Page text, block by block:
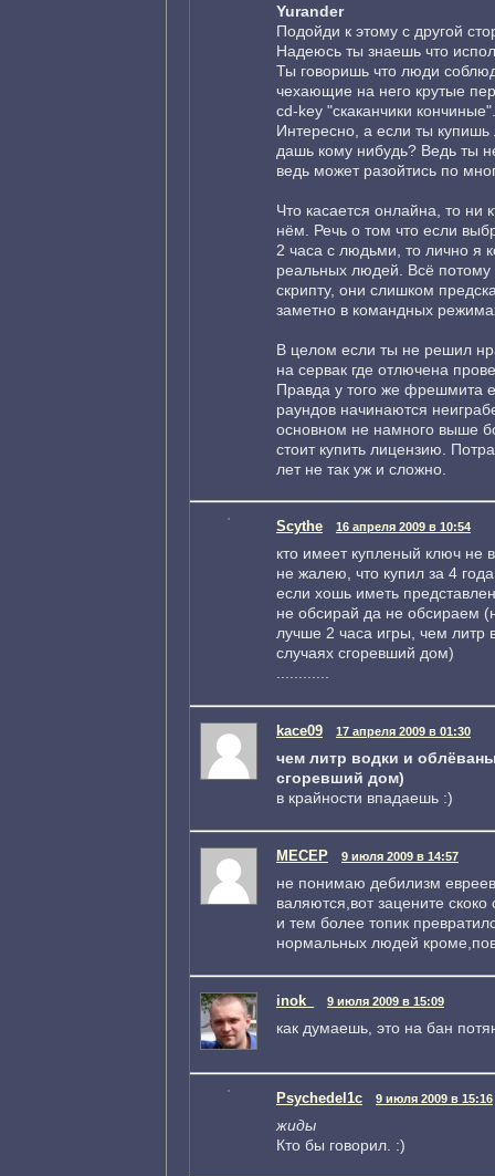
Yurander
Подойди к этому с другой
Надеюсь ты знаешь что
Ты говоришь что люди
чехающие на него крутые
cd-key "скаканчики
Интересно, а если ты
дашь кому нибудь? Ведь ты
ведь может разойтись по
Что касается онлайна, то ни
нём. Речь о том что если
2 часа с людьми, то лично я
реальных людей. Всё потому
скрипту, они слишком
заметно в командных
В целом если ты не решил
на сервак где отлючена
Правда у того же фрешмита
раундов начинаются
основном не намного выше
стоит купить лицензию.
лет не так уж и сложно.
Scythe 16 апреля 2009 в 10:54
кто имеет купленый ключ не
не жалею, что купил за 4
если хошь иметь
не обсирай да не обсираем
лучше 2 часа игры, чем литр
случаях сгоревший дом)
............
kace09 17 апреля 2009 в 01:30
чем литр водки и
сгоревший дом)
в крайности впадаешь :)
MECEP 9 июля 2009 в 14:57
не понимаю дебилизм
валяются,вот зацените
и тем более топик
нормальных людей
inok_ 9 июля 2009 в 15:09
как думаешь, это на бан
Psychedel1c 9 июля 2009 в 15:16
жиды
Кто бы говорил. :)